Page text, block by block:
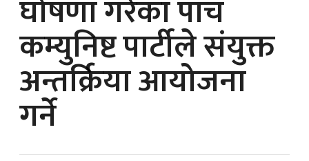
समाचार
समाचार
समाचार
घोषणा गरेका पाँच
कम्युनिष्ट पार्टीले संयुक्त
अन्तर्क्रिया आयोजना
गर्ने